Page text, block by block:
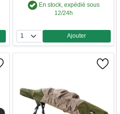
En stock, expédié sous
12/24h
Quantité
Ajouter